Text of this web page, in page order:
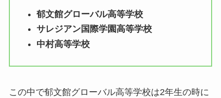
郁文館グローバル高等学校
サレジアン国際学園高等学校
中村高等学校
この中で郁文館グローバル高等学校は2年生の時に